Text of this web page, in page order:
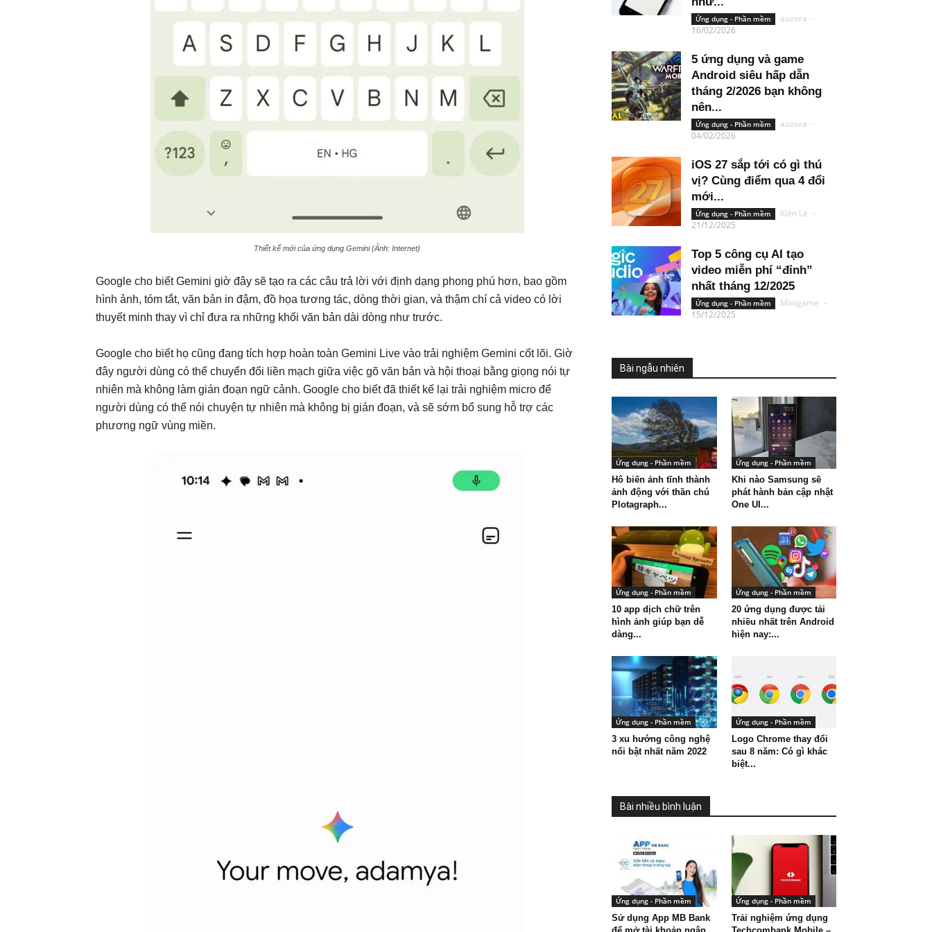
Thiết kế mới của ứng dụng Gemini (Ảnh: Internet)
Google cho biết Gemini giờ đây sẽ tạo ra các câu trả lời với định dạng phong phú hơn, bao gồm
hình ảnh, tóm tắt, văn bản in đậm, đồ họa tương tác, dòng thời gian, và thậm chí cả video có lời
thuyết minh thay vì chỉ đưa ra những khối văn bản dài dòng như trước.
Google cho biết họ cũng đang tích hợp hoàn toàn Gemini Live vào trải nghiệm Gemini cốt lõi. Giờ
đây người dùng có thể chuyển đổi liền mạch giữa việc gõ văn bản và hội thoại bằng giọng nói tự
nhiên mà không làm gián đoạn ngữ cảnh. Google cho biết đã thiết kế lại trải nghiệm micro để
người dùng có thể nói chuyện tự nhiên mà không bị gián đoạn, và sẽ sớm bổ sung hỗ trợ các
phương ngữ vùng miền.
Ứng dụng - Phần mềm aozora -
16/02/2026
5 ứng dụng và game
Android siêu hấp dẫn
tháng 2/2026 bạn không
nên...
Ứng dụng - Phần mềm aozora -
04/02/2026
iOS 27 sắp tới có gì thú
vị? Cùng điểm qua 4 đổi
mới...
Ứng dụng - Phần mềm Kiên Lê -
21/12/2025
Top 5 công cụ AI tạo
video miễn phí “đỉnh”
nhất tháng 12/2025
Ứng dụng - Phần mềm Minigame -
15/12/2025
Bài ngẫu nhiên
Ứng dụng - Phần mềm
Hô biến ảnh tĩnh thành
ảnh động với thần chú
Plotagraph...
Ứng dụng - Phần mềm
Khi nào Samsung sẽ
phát hành bản cập nhật
One UI...
Ứng dụng - Phần mềm
10 app dịch chữ trên
hình ảnh giúp bạn dễ
dàng...
Ứng dụng - Phần mềm
20 ứng dụng được tải
nhiều nhất trên Android
hiện nay:...
Ứng dụng - Phần mềm
3 xu hướng công nghệ
nổi bật nhất năm 2022
Ứng dụng - Phần mềm
Logo Chrome thay đổi
sau 8 năm: Có gì khác
biệt...
Bài nhiều bình luận
Ứng dụng - Phần mềm
Sử dụng App MB Bank
Ứng dụng - Phần mềm
Trải nghiệm ứng dụng